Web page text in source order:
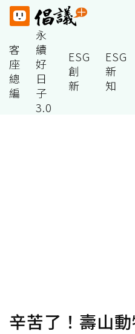
客
座
總
編
永
續
好
日
子
3.0
ESG
創
新
ESG
新
知
辛苦了！壽山